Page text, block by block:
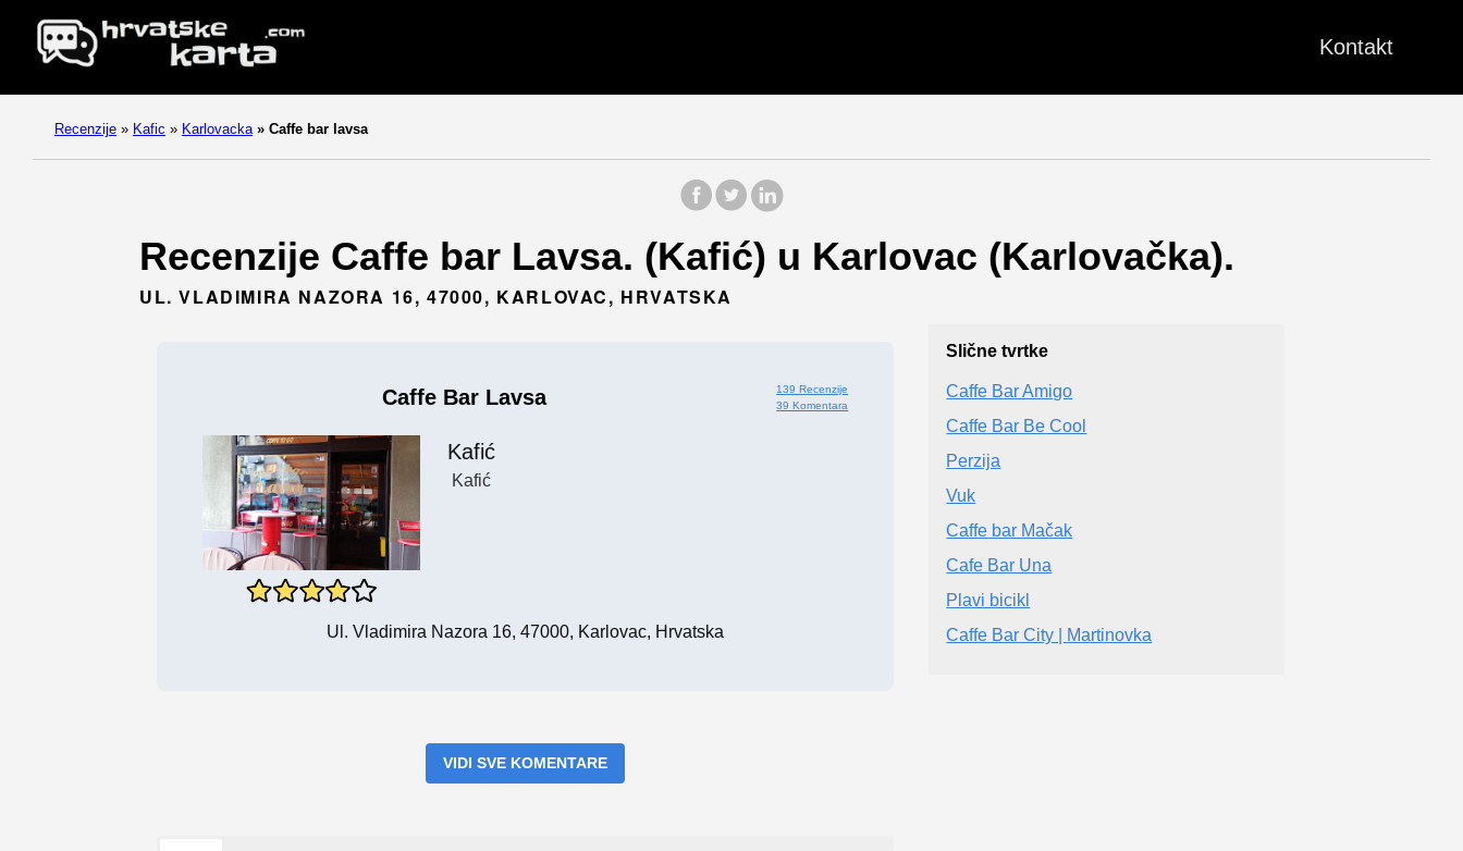
Kontakt
Recenzije » Kafic » Karlovacka » Caffe bar lavsa
Recenzije Caffe bar Lavsa. (Kafić) u Karlovac (Karlovačka).
UL. VLADIMIRA NAZORA 16, 47000, KARLOVAC, HRVATSKA
Caffe Bar Lavsa
139 Recenzije
39 Komentara
Kafić
Kafić
Ul. Vladimira Nazora 16, 47000, Karlovac, Hrvatska
VIDI SVE KOMENTARE
Slične tvrtke
Caffe Bar Amigo
Caffe Bar Be Cool
Perzija
Vuk
Caffe bar Mačak
Cafe Bar Una
Plavi bicikl
Caffe Bar City | Martinovka